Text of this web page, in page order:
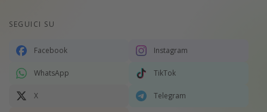
SEGUICI SU
Facebook Instagram
WhatsApp TikTok
X Telegram